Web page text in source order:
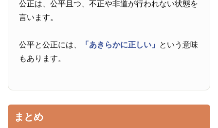
公正は、公平且つ、不正や非道が行われない状態を
言います。
公平と公正には、 「あきらかに正しい」 という意味
もあります。
まとめ